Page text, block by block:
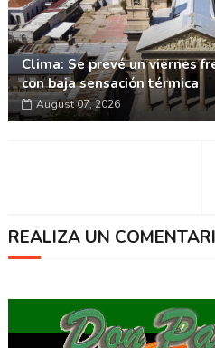
Clima: Se prevé un viernes
con baja sensación térmica
August 07, 2026
REALIZA UN